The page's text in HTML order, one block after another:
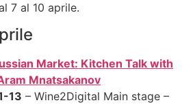
7 al 10 aprile.
Market: Kitchen Talk with
Mnatsakanov
13 – Wine2Digital Main stage –